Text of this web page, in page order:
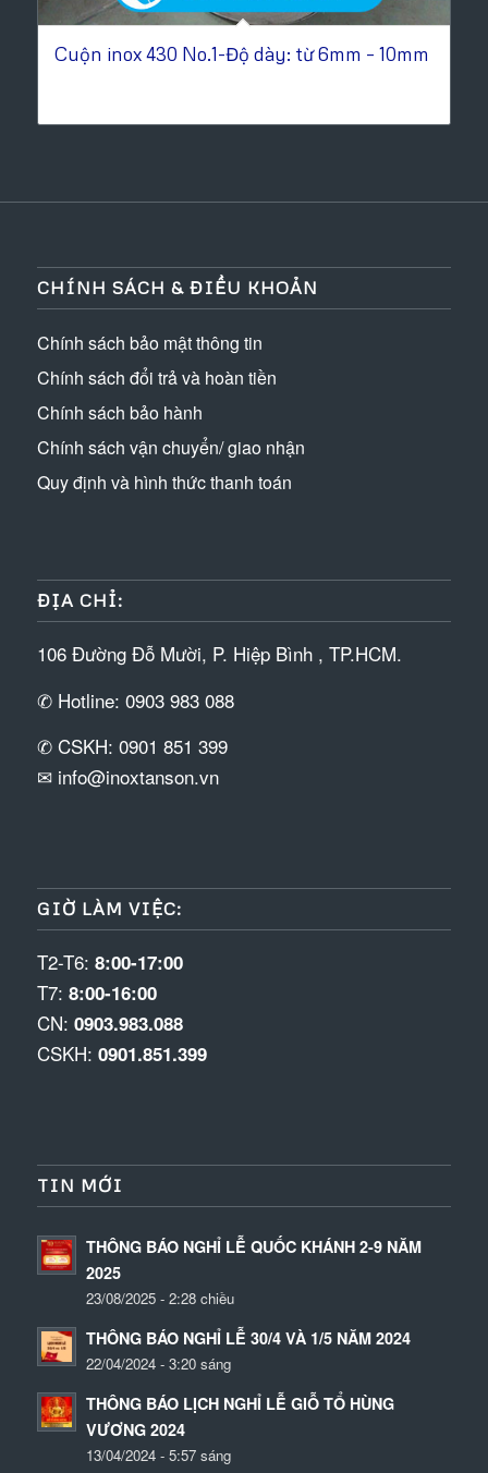
Cuộn inox 430 No.1-Độ dày: từ 6mm – 10mm
CHÍNH SÁCH & ĐIỀU KHOẢN
Chính sách bảo mật thông tin
Chính sách đổi trả và hoàn tiền
Chính sách bảo hành
Chính sách vận chuyển/ giao nhận
Quy định và hình thức thanh toán
ĐỊA CHỈ:
106 Đường Đỗ Mười, P. Hiệp Bình , TP.HCM.
✆ Hotline: 0903 983 088
✆ CSKH: 0901 851 399
✉ info@inoxtanson.vn
GIỜ LÀM VIỆC:
T2-T6: 8:00-17:00
T7: 8:00-16:00
CN: 0903.983.088
CSKH: 0901.851.399
TIN MỚI
THÔNG BÁO NGHỈ LỄ QUỐC KHÁNH 2-9 NĂM
2025
23/08/2025 - 2:28 chiều
THÔNG BÁO NGHỈ LỄ 30/4 VÀ 1/5 NĂM 2024
22/04/2024 - 3:20 sáng
THÔNG BÁO LỊCH NGHỈ LỄ GIỖ TỔ HÙNG
VƯƠNG 2024
13/04/2024 - 5:57 sáng